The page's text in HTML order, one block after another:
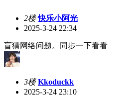
2楼 快乐小阿光
2025-3-24 22:34
盲猜网络问题。同步一下看看
3楼 Kkoduckk
2025-3-24 23:10